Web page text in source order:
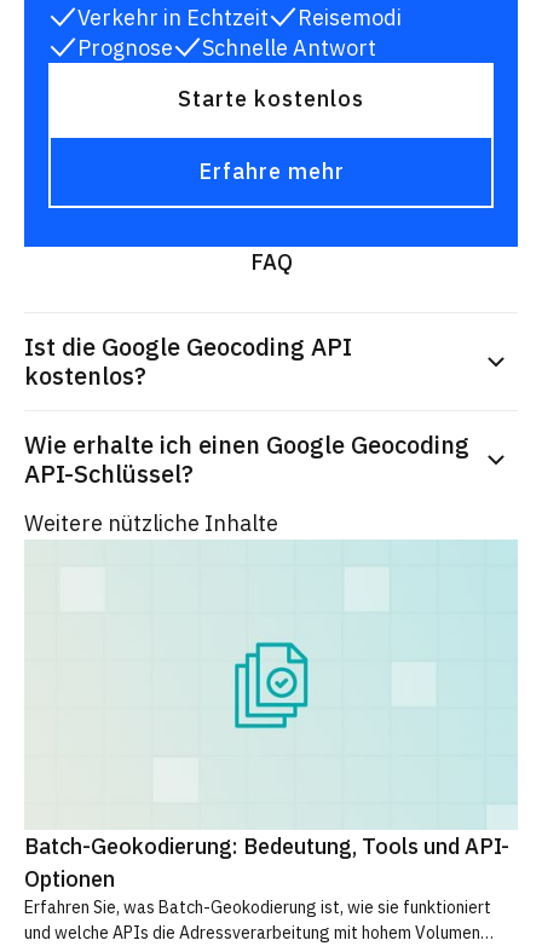
Verkehr in Echtzeit
Reisemodi
Prognose
Schnelle Antwort
Starte kostenlos
Erfahre mehr
FAQ
Ist die Google Geocoding API
kostenlos?
Wie erhalte ich einen Google Geocoding
API-Schlüssel?
Weitere nützliche Inhalte
Batch-Geokodierung: Bedeutung, Tools und API-
Optionen
Erfahren Sie, was Batch-Geokodierung ist, wie sie funktioniert
und welche APIs die Adressverarbeitung mit hohem Volumen